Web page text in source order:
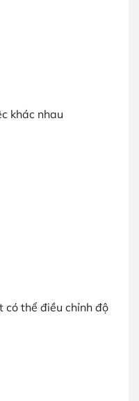
khác nhau
có thể điều chỉnh độ